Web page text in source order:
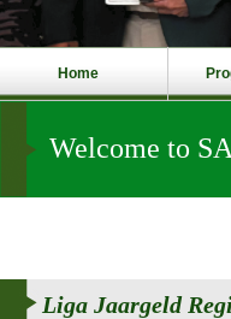
Home
Welcome to
Liga Jaargeld